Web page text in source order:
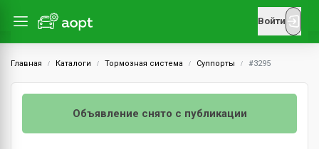
Войти
Главная Каталоги Тормозная система Суппорты #3295
Объявление снято с публикации